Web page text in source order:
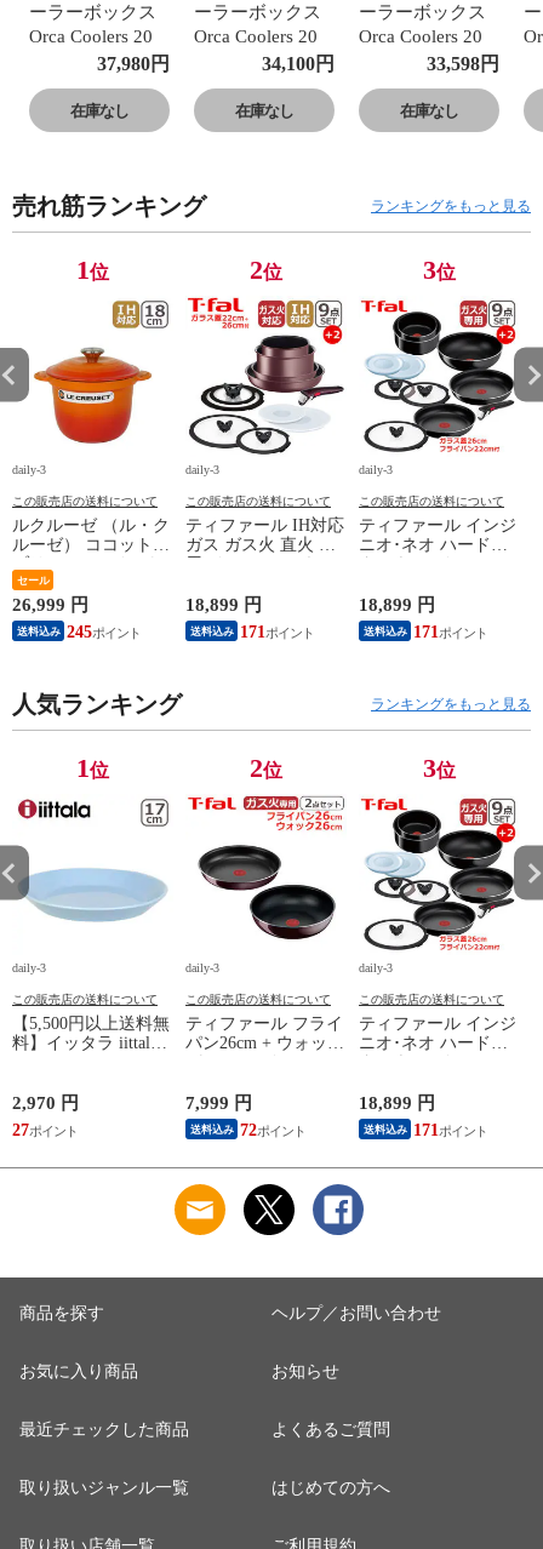
ーラーボックス
Orca Coolers 20
クーラー 20QT
ブラック（黒）
Black 小型 約19L
ハードクーラー
道・沖縄は990円
加算】 orc20-
37,980円
在庫なし
ーラーボックス
Orca Coolers 20
クーラー 20QT
チャコール
Charcoal 小型 約
19L ハードクー
【北海道・沖縄
は990円加算】
34,100円
在庫なし
ーラーボックス
Orca Coolers 20
クーラー 20QT
グリーン Green
小型 約19L ハー
ドクーラー 保冷
沖縄は990円加
算】 orc20-grn
33,598円
在庫なし
売れ筋ランキング ランキングをもっと見る
1位
daily-3
この販売店の送料について
ルクルーゼ （ル・ク
ルーゼ） ココットエ
ーリッド付き オレン
ジ ホーロー鍋 IH対
応 直火（ガス火）対
応 Le Creuset【北海
セール
26,999 円
送料込み 245
2位
daily-3
この販売店の送料について
ティファール IH対応
ガス ガス火 直火 兼
アンリミテッド セッ
ト9 L38591 + バタフ
ライガラスぶた
18,899 円
送料込み 171
3位
daily-3
この販売店の送料について
ティファール インジ
ニオ･ネオ ハードチ
点 L43891 + フライ
パン22cm + バタフラ
イガラスぶた 26cm付
用 直火 T-fal 【北海
2009c2222
18,899 円
送料込み 171
人気ランキング ランキングをもっと見る
1位
daily-3
この販売店の送料について
【5,500円以上送料無
料】イッタラ iittala
イスブルー プレート
北欧 食器 ita12-c043
2,970 円
27
2位
daily-3
この販売店の送料について
ティファール フライ
パン26cm + ウォック
ジボルドー･インテン
ス 単品 オリジナル2
点セット ガス ガス
fal 【北海道・沖縄は
990円加算】 tfa0098-
13c2630
7,999 円
送料込み 72
3位
daily-3
この販売店の送料について
ティファール インジ
ニオ･ネオ ハードチ
点 L43891 + フライ
パン22cm + バタフラ
イガラスぶた 26cm付
用 直火 T-fal 【北海
道・沖縄は990円加
18,899 円
送料込み 171
商品を探す
お気に入り商品
最近チェックした商品
取り扱いジャンル一覧
ヘルプ／お問い合わせ
お知らせ
よくあるご質問
はじめての方へ